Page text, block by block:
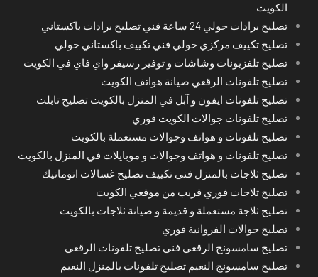
الكويت
تصليح برادات حولي 24 ساعة فني تصليح برادات باكستاني
تصليح تكييف مركزي حولي فني تكييف باكستاني حولي
تصليح تلفزيونات وشاشات و توفير رسيفر واي فاي في الكويت
تصليح تلفونات الرقعي صيانة هواتف الكويت
تصليح تلفونات ايفون و آبل في المنزل بالكويت تصليح تابلت
تصليح تلفونات جوالات الكويت فوري
تصليح تلفونات و هواتف وجوالات مستعملة بالكويت
تصليح تلفونات و هواتف وجوالات و موبايلات في المنزل بالكويت
تصليح ثلاجات بالمنزل فني تكييف تصليح غسالات اتوماتيك
تصليح ثلاجات فوري قريب من موقعي الكويت
تصليح ثلاجة مستعملة و قديمة و صيانة ثلاجات بالكويت
تصليح جوالات الفروانية فوري
تصليح سامسونج الرقعي فني تصليح تلفونات الرقعي
تصليح سامسونج النعيم تصليح تلفونات بالمنزل النعيم